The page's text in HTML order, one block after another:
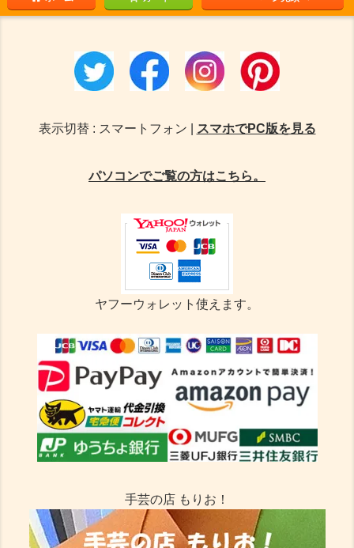
表示切替 : スマートフォン | スマホでPC版を見る
パソコンでご覧の方はこちら。
ヤフーウォレット使えます。
手芸の店 もりお！